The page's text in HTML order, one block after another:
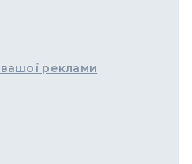
реклами